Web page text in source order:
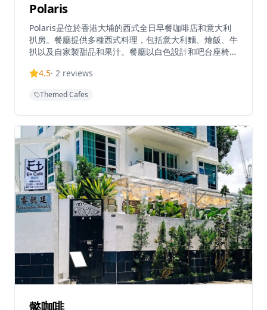
Polaris
Polaris是位於香港大埔的西式全日早餐咖啡店和意大利
扒房。餐廳提供多種西式料理，包括意大利麵、燴飯、牛
扒以及自家製甜品和果汁。餐廳以白色設計和吧台座椅為
合菜單和舒適氛圍聞名，深受早餐和晚餐顧客歡迎。餐廳
餐，應有盡有。意大利麵選用優質麵條和新鮮食材，由經
髓。餐廳的牛扒選用優質肉類，經過專業烹調，肉質鮮嫩
多汁。自家製甜品和果汁使用新鮮食材，為用餐體驗增添
甜蜜的結尾。無論是週末早午餐、下午茶還是晚餐，
Polaris都能提供完美的用餐體驗，讓您在大埔這個寧靜
的環境中，享受西式料理的美味。
4.5· 2 reviews
Themed Cafes
懿咖啡